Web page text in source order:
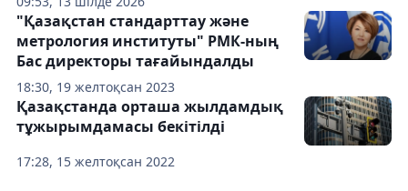
18:30, 19 желтоқсан 2023
"Қазақстан стандарттау және
метрология институты" РМК-ның
Бас директоры тағайындалды
17:28, 15 желтоқсан 2022
Қазақстанда орташа жылдамдық
тұжырымдамасы бекітілді